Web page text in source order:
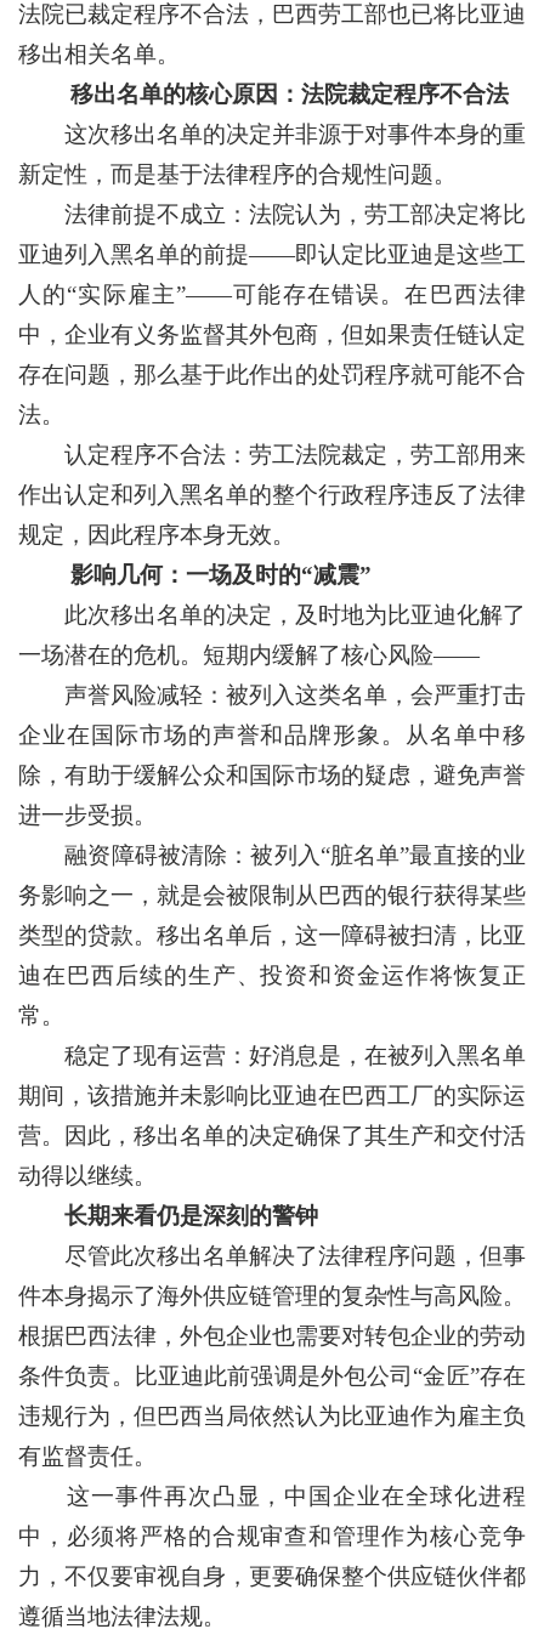
法院已裁定程序不合法，巴西劳工部也已将比亚迪
移出相关名单。
移出名单的核心原因：法院裁定程序不合法
这次移出名单的决定并非源于对事件本身的重
新定性，而是基于法律程序的合规性问题。
法律前提不成立：法院认为，劳工部决定将比
亚迪列入黑名单的前提——即认定比亚迪是这些工
人的“实际雇主”——可能存在错误。在巴西法律
中，企业有义务监督其外包商，但如果责任链认定
存在问题，那么基于此作出的处罚程序就可能不合
法。
认定程序不合法：劳工法院裁定，劳工部用来
作出认定和列入黑名单的整个行政程序违反了法律
规定，因此程序本身无效。
影响几何：一场及时的“减震”
此次移出名单的决定，及时地为比亚迪化解了
一场潜在的危机。短期内缓解了核心风险——
声誉风险减轻：被列入这类名单，会严重打击
企业在国际市场的声誉和品牌形象。从名单中移
除，有助于缓解公众和国际市场的疑虑，避免声誉
进一步受损。
融资障碍被清除：被列入“脏名单”最直接的业
务影响之一，就是会被限制从巴西的银行获得某些
类型的贷款。移出名单后，这一障碍被扫清，比亚
迪在巴西后续的生产、投资和资金运作将恢复正
常。
稳定了现有运营：好消息是，在被列入黑名单
期间，该措施并未影响比亚迪在巴西工厂的实际运
营。因此，移出名单的决定确保了其生产和交付活
动得以继续。
长期来看仍是深刻的警钟
尽管此次移出名单解决了法律程序问题，但事
件本身揭示了海外供应链管理的复杂性与高风险。
根据巴西法律，外包企业也需要对转包企业的劳动
条件负责。比亚迪此前强调是外包公司“金匠”存在
违规行为，但巴西当局依然认为比亚迪作为雇主负
有监督责任。
这一事件再次凸显，中国企业在全球化进程
中，必须将严格的合规审查和管理作为核心竞争
力，不仅要审视自身，更要确保整个供应链伙伴都
遵循当地法律法规。